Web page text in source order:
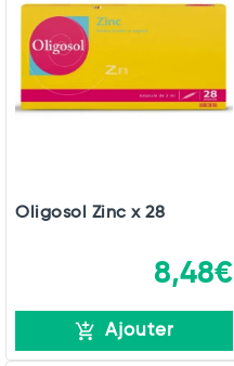
Oligosol Zinc x 28
8,48€
Ajouter